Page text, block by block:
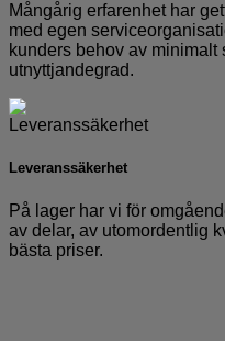
Mångårig erfarenhet har
med egen
kunders behov av minimalt
utnyttjandegrad.
Leveranssäkerhet
På lager har vi för
av delar, av utomordentlig
bästa priser.